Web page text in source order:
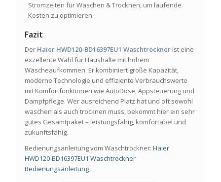
Stromzeiten für Waschen & Trocknen, um laufende
Kosten zu optimieren.
Fazit
Der Haier HWD120-BD16397EU1 Waschtrocknerist eine
exzellente Wahl für Haushalte mit hohem
Wäscheaufkommen. Er kombiniert große Kapazität,
moderne Technologie und effiziente Verbrauchswerte
mit Komfortfunktionen wie AutoDose, Appsteuerung und
Dampfpflege. Wer ausreichend Platz hat und oft sowohl
waschen als auch trocknen muss, bekommt hier ein sehr
gutes Gesamtpaket – leistungsfähig, komfortabel und
zukunftsfähig.
Bedienungsanleitung vom Waschtrockner: Haier
HWD120-BD16397EU1 Waschtrockner
Bedienungsanleitung